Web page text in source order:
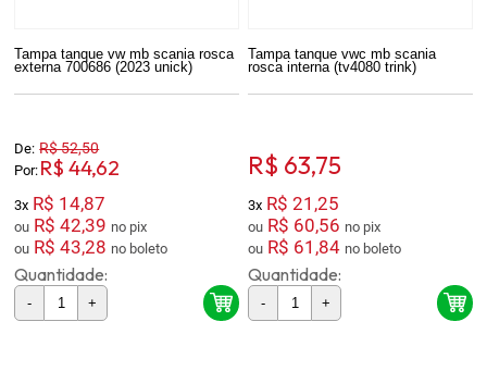
Tampa tanque vw mb scania rosca
externa 700686 (2023 unick)
De: R$ 52,50
Por: R$ 44,62
3x R$ 14,87
ou R$ 42,39
no pix
ou R$ 43,28 no boleto
Quantidade:
- +
Tampa tanque vwc mb scania
rosca interna (tv4080 trink)
R$ 63,75
3x R$ 21,25
ou R$ 60,56
no pix
ou R$ 61,84 no boleto
Quantidade:
- +